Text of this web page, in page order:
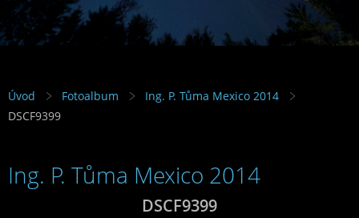
Úvod Fotoalbum
Ing. P. Tůma Mexico 2014
DSCF9399
Ing. P. Tůma Mexico 2014
DSCF9399